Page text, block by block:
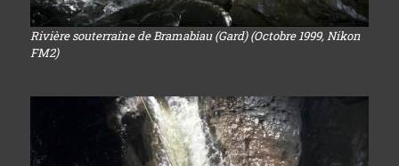
Rivière souterraine de Bramabiau (Gard) (Octobre 1999, Nikon
FM2)